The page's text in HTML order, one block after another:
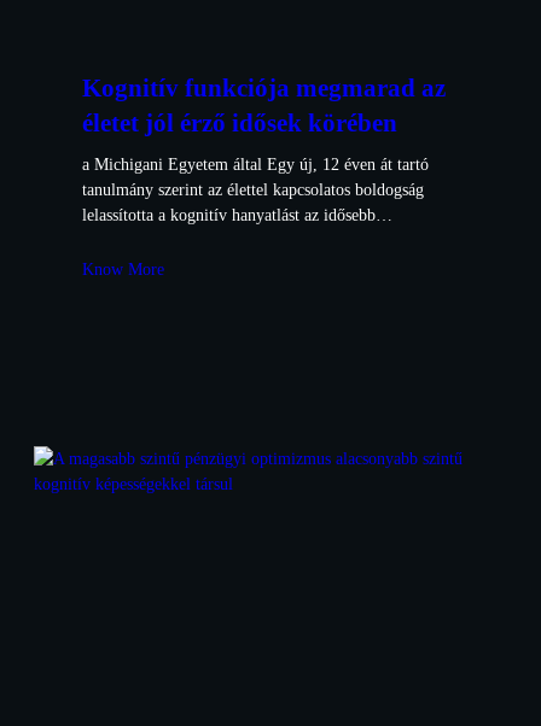
Kognitív funkciója megmarad az
életet jól érző idősek körében
a Michigani Egyetem által Egy új, 12 éven át tartó
tanulmány szerint az élettel kapcsolatos boldogság
lelassította a kognitív hanyatlást az idősebb…
Know More